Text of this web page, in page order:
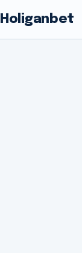
Holiganbet